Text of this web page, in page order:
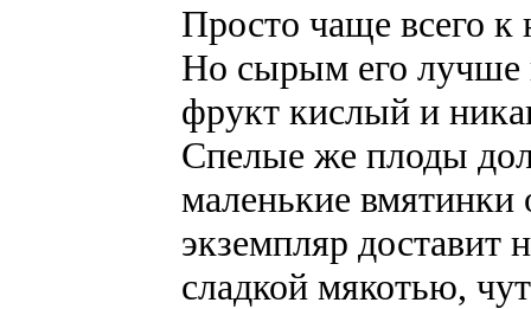
Просто чаще всего к
Но сырым его лучше
фрукт кислый и
Спелые же плоды
маленькие вмятинки
экземпляр доставит
сладкой мякотью,